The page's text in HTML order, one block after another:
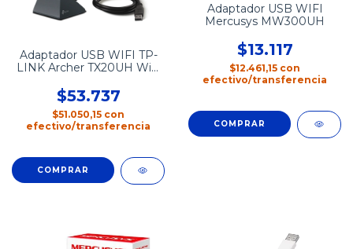
Adaptador USB WIFI TP-
LINK Archer TX20UH WiFi
$53.737
$51.050,15 con
efectivo/transferencia
Adaptador USB WIFI
Mercusys MW300UH
$13.117
$12.461,15 con
efectivo/transferencia